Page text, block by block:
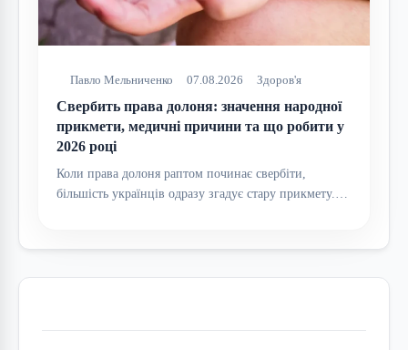
Павло Мельниченко 07.08.2026 Здоров'я
Свербить права долоня: значення народної
прикмети, медичні причини та що робити у
2026 році
Коли права долоня раптом починає свербіти,
більшість українців одразу згадує стару прикмету.…